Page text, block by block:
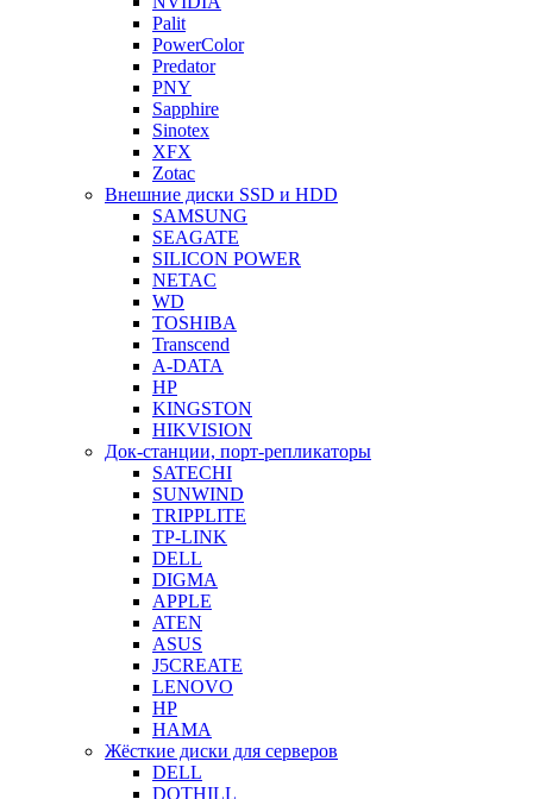
Palit
PowerColor
Predator
PNY
Sapphire
Sinotex
XFX
Zotac
Внешние диски SSD и HDD
SAMSUNG
SEAGATE
SILICON POWER
NETAC
WD
TOSHIBA
Transcend
A-DATA
HP
KINGSTON
HIKVISION
Док-станции, порт-репликаторы
SATECHI
SUNWIND
TRIPPLITE
TP-LINK
DELL
DIGMA
APPLE
ATEN
ASUS
J5CREATE
LENOVO
HP
HAMA
Жёсткие диски для серверов
DELL
DOTHILL